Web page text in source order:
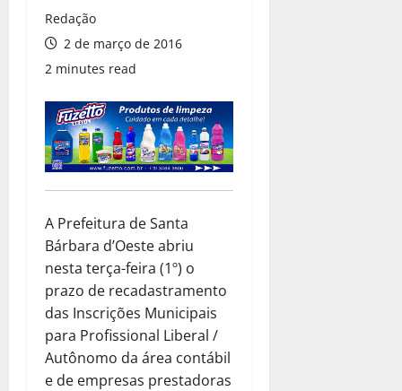
Redação
2 de março de 2016
2 minutes read
A Prefeitura de Santa
Bárbara d’Oeste abriu
nesta terça-feira (1º) o
prazo de recadastramento
das Inscrições Municipais
para Profissional Liberal /
Autônomo da área contábil
e de empresas prestadoras